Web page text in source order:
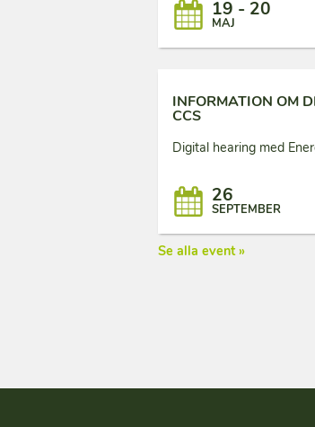
19 - 20
MAJ
INFORMATION OM
CCS
Digital hearing med
26
SEPTEMBER
Se alla event »